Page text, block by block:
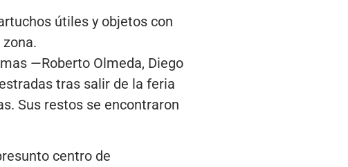
útiles y objetos con
—Roberto Olmeda, Diego
tras salir de la feria
Sus restos se encontraron
centro de